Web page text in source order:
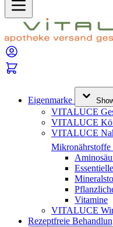
Eigenmarke
VITALUCE
VITALUCE
VITALUCE
Mikronährstoffe
Vitamine
VITALUCE
Rezeptfreie